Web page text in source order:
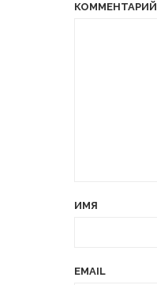
КОММЕНТАРИЙ
ИМЯ
EMAIL